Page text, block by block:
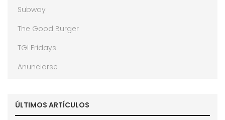
Subway
The Good Burger
TGI Fridays
Anunciarse
ÚLTIMOS ARTÍCULOS